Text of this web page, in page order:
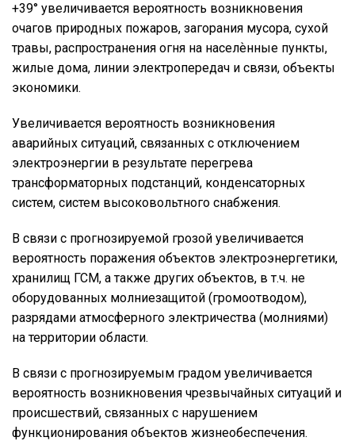
+39° увеличивается вероятность возникновения
очагов природных пожаров, загорания мусора, сухой
травы, распространения огня на населѐнные пункты,
жилые дома, линии электропередач и связи, объекты
экономики.
Увеличивается вероятность возникновения
аварийных ситуаций, связанных с отключением
электроэнергии в результате перегрева
трансформаторных подстанций, конденсаторных
систем, систем высоковольтного снабжения.
В связи с прогнозируемой грозой увеличивается
вероятность поражения объектов электроэнергетики,
хранилищ ГСМ, а также других объектов, в т.ч. не
оборудованных молниезащитой (громоотводом),
разрядами атмосферного электричества (молниями)
на территории области.
В связи с прогнозируемым градом увеличивается
вероятность возникновения чрезвычайных ситуаций и
происшествий, связанных с нарушением
функционирования объектов жизнеобеспечения.